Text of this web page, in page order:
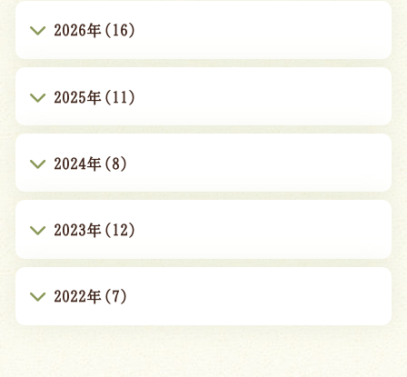
2026年(16)
2025年(11)
2024年(8)
2023年(12)
2022年(7)